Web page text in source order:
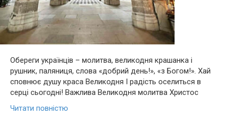
Обереги українців – молитва, великодня крашанка і
рушник, паляниця, слова «добрий день!», «з Богом!». Хай
сповнює душу краса Великодня І радість оселиться в
серці сьогодні! Важлива Великодня молитва Христос
Читати повністю